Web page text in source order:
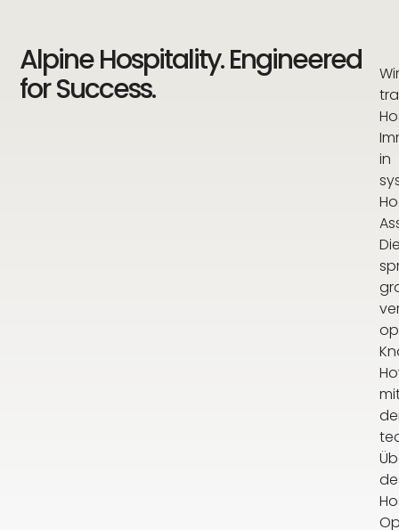
Alpine Hospitality. Engineered
for Success.
Wir
in